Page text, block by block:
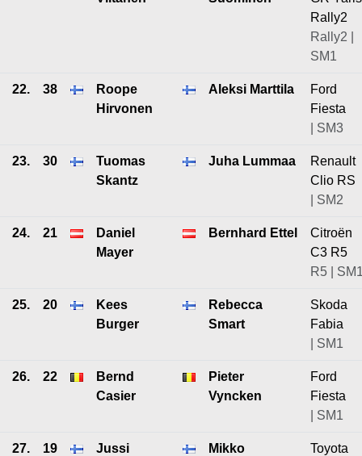
Rally2
Rally2 |
SM1
22. 38
Roope
Hirvonen
Aleksi Marttila
Ford
Fiesta
| SM3
23. 30
Tuomas
Skantz
Juha Lummaa
Renault
Clio RS
| SM2
24. 21
Daniel
Mayer
Bernhard Ettel
Citroën
C3 R5
R5 |
25. 20
Kees
Burger
Rebecca
Smart
Skoda
Fabia
| SM1
26. 22
Bernd
Casier
Pieter
Vyncken
Ford
Fiesta
| SM1
27. 19
Jussi
Mikko
Toyota